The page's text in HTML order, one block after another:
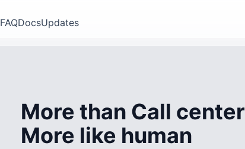
FAQDocsUpdates
More than Call center
More like human